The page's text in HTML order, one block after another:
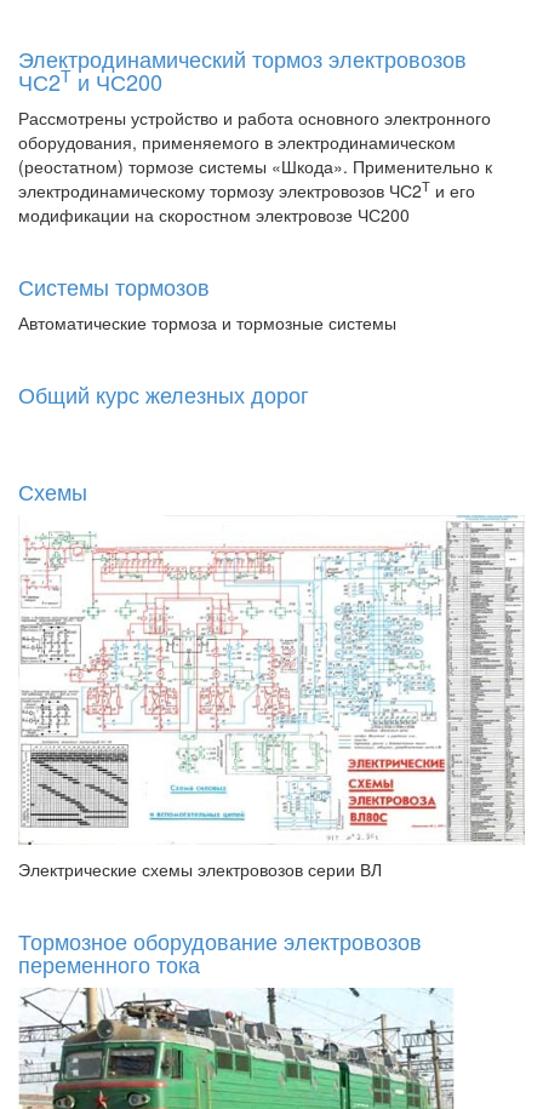
Электродинамический тормоз электровозов
ЧС2Т и ЧС200
Рассмотрены устройство и работа основного электронного
оборудования, применяемого в электродинамическом
(реостатном) тормозе системы «Шкода». Применительно к
электродинамическому тормозу электровозов ЧС2Т и его
модификации на скоростном электровозе ЧС200
Системы тормозов
Автоматические тормоза и тормозные системы
Общий курс железных дорог
Схемы
Электрические схемы электровозов серии ВЛ
Тормозное оборудование электровозов
переменного тока